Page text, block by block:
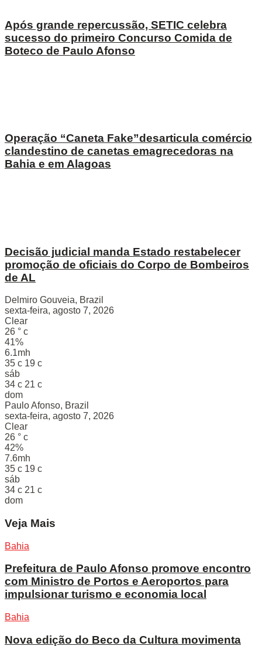
Após grande repercussão, SETIC celebra
sucesso do primeiro Concurso Comida de
Boteco de Paulo Afonso
Operação “Caneta Fake”desarticula comércio
clandestino de canetas emagrecedoras na
Bahia e em Alagoas
Decisão judicial manda Estado restabelecer
promoção de oficiais do Corpo de Bombeiros
de AL
Delmiro Gouveia, Brazil
sexta-feira, agosto 7, 2026
Clear
26 ° c
41%
6.1mh
35 c 19 c
sáb
34 c 21 c
dom
Paulo Afonso, Brazil
sexta-feira, agosto 7, 2026
Clear
26 ° c
42%
7.6mh
35 c 19 c
sáb
34 c 21 c
dom
Veja Mais
Bahia
Prefeitura de Paulo Afonso promove encontro
com Ministro de Portos e Aeroportos para
impulsionar turismo e economia local
Bahia
Nova edição do Beco da Cultura movimenta